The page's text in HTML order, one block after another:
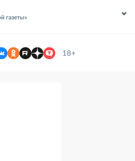
газеты»
18+